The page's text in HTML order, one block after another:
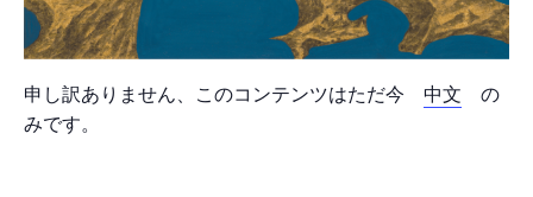
申し訳ありません、このコンテンツはただ今 中文 の
みです。